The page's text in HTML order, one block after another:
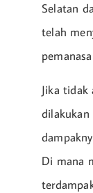
Selatan
telah
Jika tidak
Di mana